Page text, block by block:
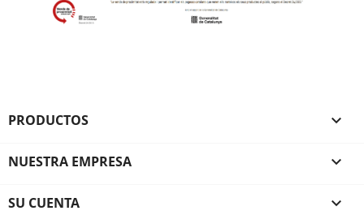
PRODUCTOS 
NUESTRA EMPRESA 
SU CUENTA 